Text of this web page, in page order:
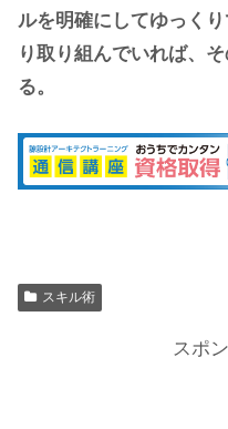
ルを明確にしてゆっく
り取り組んでいれば、
る。
スキル術
スポ